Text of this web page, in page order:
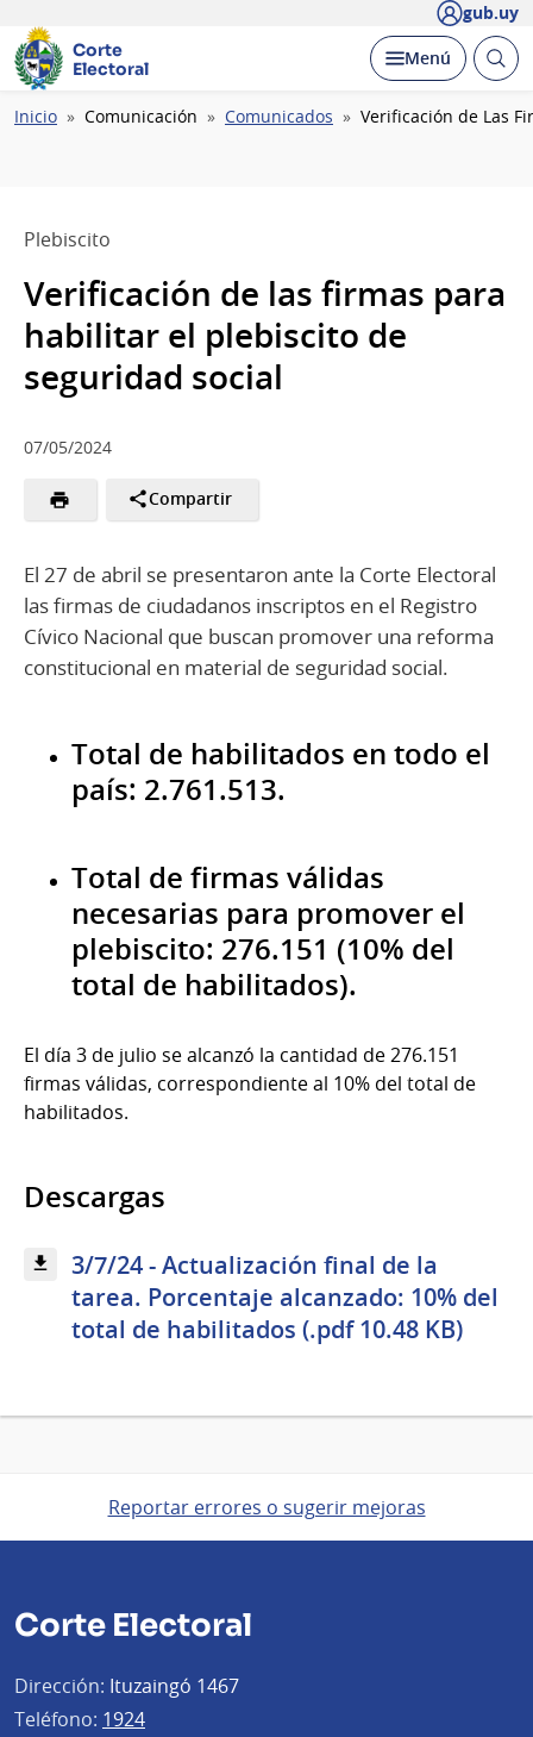
gub.uy
Corte
Electoral
Desplegar
Menú Abrir
Ruta
Inicio Comunicación Comunicados Verificación de Las
Plebiscito
Verificación de las firmas para
habilitar el plebiscito de
seguridad social
07/05/2024
Compartir
El 27 de abril se presentaron ante la Corte Electoral
las firmas de ciudadanos inscriptos en el Registro
Cívico Nacional que buscan promover una reforma
constitucional en material de seguridad social.
Total de habilitados en todo el
país: 2.761.513.
Total de firmas válidas
necesarias para promover el
plebiscito: 276.151 (10% del
total de habilitados).
El día 3 de julio se alcanzó la cantidad de 276.151
firmas válidas, correspondiente al 10% del total de
habilitados.
Descargas
3/7/24 - Actualización final de la
tarea. Porcentaje alcanzado: 10% del
total de habilitados (.pdf 10.48 KB)
Reportar errores o sugerir mejoras
Corte Electoral
Dirección: Ituzaingó 1467
Teléfono: 1924